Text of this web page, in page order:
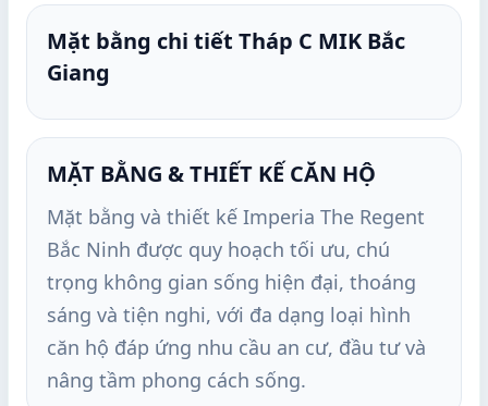
Mặt bằng chi tiết Tháp C MIK Bắc
Giang
MẶT BẰNG & THIẾT KẾ CĂN HỘ
Mặt bằng và thiết kế Imperia The Regent
Bắc Ninh được quy hoạch tối ưu, chú
trọng không gian sống hiện đại, thoáng
sáng và tiện nghi, với đa dạng loại hình
căn hộ đáp ứng nhu cầu an cư, đầu tư và
nâng tầm phong cách sống.